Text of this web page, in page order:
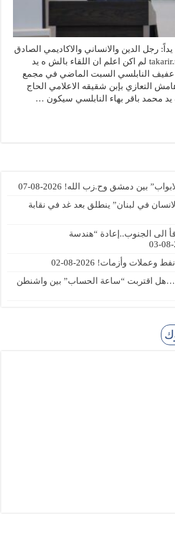
رجل الدين والانساني والاكاديمي الصادق
علي ضاحي خاص takarir.net لم اكن اعلم ان اللقاء بالش ه يد
عفيف النابلسي السبت الماضي في مجمع
التعازي بإبن شقيقه الاعلامي الحاج
يد محمد باقر بهاء النابلسي سيكون …
بين دمشق وح.زب الله! 2026-08-07
في لبنان” ينطلق بعد غد في نقابة
الى الجنوب..إعادة “هندسة
نفط وعملات وأزمات! 2026-08-02
اقتربت “ساعة الحساب” بين واشنطن